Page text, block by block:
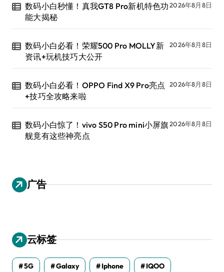
数码小白秒懂！真我GT8 Pro新机特色功
能大揭秘
2026年8月8日
数码小白必看！荣耀500 Pro MOLLY新
资讯+玩机技巧大公开
2026年8月8日
数码小白必看！OPPO Find X9 Pro亮点
+技巧全攻略来啦
2026年8月8日
数码小白惊了！vivo S50 Pro mini小屏旗
舰竟有这些神亮点
2026年8月8日
广告
云标签
5G Galaxy Iphone IQOO